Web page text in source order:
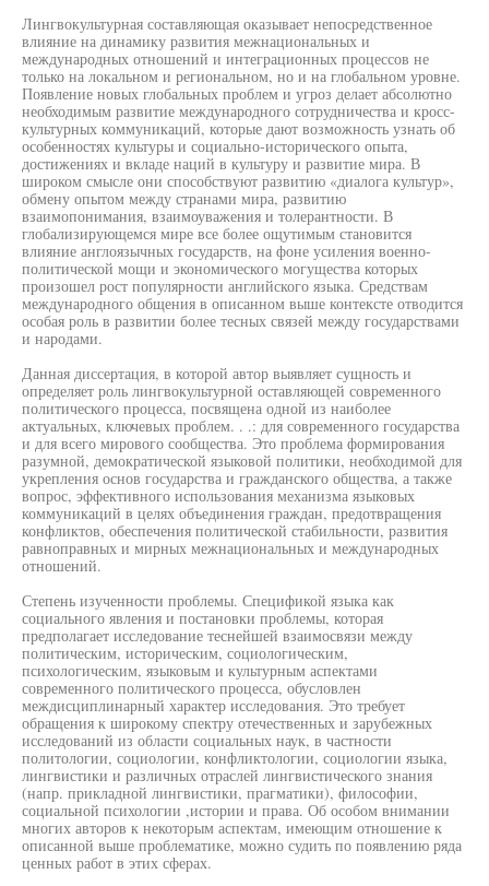
Лингвокультурная составляющая оказывает непосредственное
влияние на динамику развития межнациональных и
международных отношений и интеграционных процессов не
только на локальном и региональном, но и на глобальном уровне.
Появление новых глобальных проблем и угроз делает абсолютно
необходимым развитие международного сотрудничества и кросс-
культурных коммуникаций, которые дают возможность узнать об
особенностях культуры и социально-исторического опыта,
достижениях и вкладе наций в культуру и развитие мира. В
широком смысле они способствуют развитию «диалога культур»,
обмену опытом между странами мира, развитию
взаимопонимания, взаимоуважения и толерантности. В
глобализирующемся мире все более ощутимым становится
влияние англоязычных государств, на фоне усиления военно-
политической мощи и экономического могущества которых
произошел рост популярности английского языка. Средствам
международного общения в описанном выше контексте отводится
особая роль в развитии более тесных связей между государствами
и народами.
Данная диссертация, в которой автор выявляет сущность и
определяет роль лингвокультурной оставляющей современного
политического процесса, посвящена одной из наиболее
актуальных, ключевых проблем. . .: для современного государства
и для всего мирового сообщества. Это проблема формирования
разумной, демократической языковой политики, необходимой для
укрепления основ государства и гражданского общества, а также
вопрос, эффективного использования механизма языковых
коммуникаций в целях объединения граждан, предотвращения
конфликтов, обеспечения политической стабильности, развития
равноправных и мирных межнациональных и международных
отношений.
Степень изученности проблемы. Спецификой языка как
социального явления и постановки проблемы, которая
предполагает исследование теснейшей взаимосвязи между
политическим, историческим, социологическим,
психологическим, языковым и культурным аспектами
современного политического процесса, обусловлен
междисциплинарный характер исследования. Это требует
обращения к широкому спектру отечественных и зарубежных
исследований из области социальных наук, в частности
политологии, социологии, конфликтологии, социологии языка,
лингвистики и различных отраслей лингвистического знания
(напр. прикладной лингвистики, прагматики), философии,
социальной психологии ,истории и права. Об особом внимании
многих авторов к некоторым аспектам, имеющим отношение к
описанной выше проблематике, можно судить по появлению ряда
ценных работ в этих сферах.